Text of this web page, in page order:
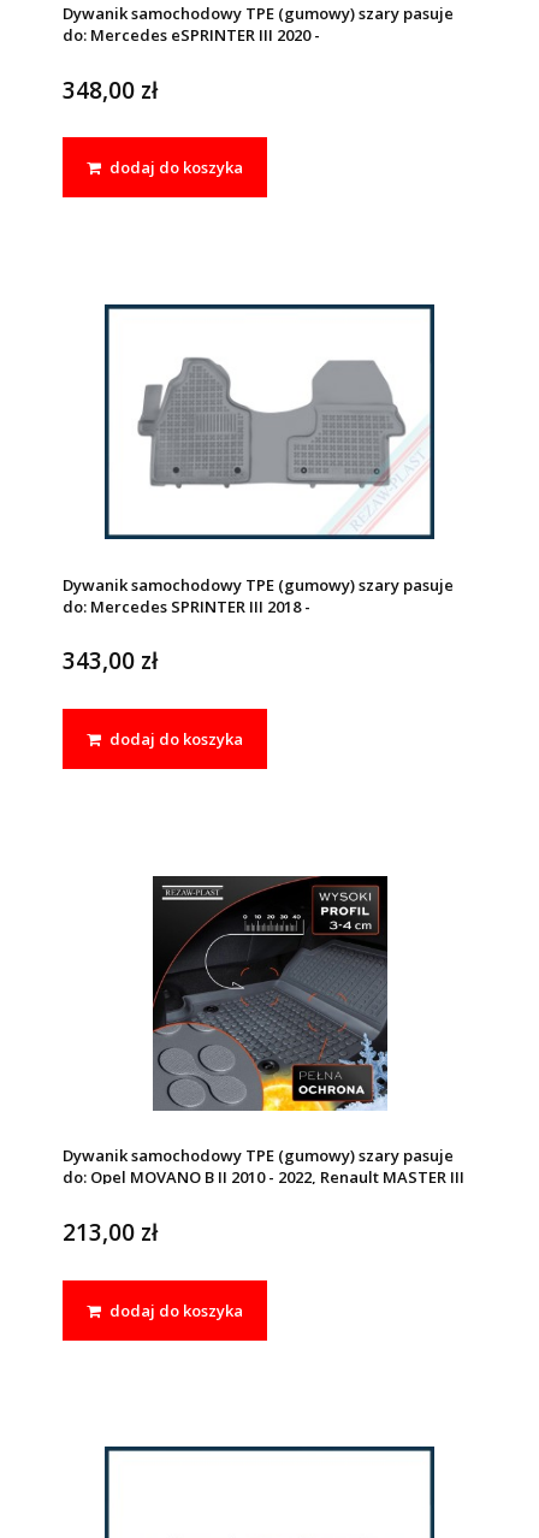
Dywanik samochodowy TPE (gumowy) szary pasuje
do: Mercedes eSPRINTER III 2020 -
348,00 zł
dodaj do koszyka
Dywanik samochodowy TPE (gumowy) szary pasuje
do: Mercedes SPRINTER III 2018 -
343,00 zł
dodaj do koszyka
Dywanik samochodowy TPE (gumowy) szary pasuje
do: Opel MOVANO B II 2010 - 2022, Renault MASTER III
213,00 zł
dodaj do koszyka